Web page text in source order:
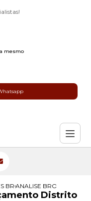
mesmo
BROMATOLOGICAS DE
ANALISE
Distrito